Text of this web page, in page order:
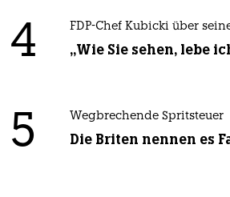
4 FDP-Chef Kubicki über
„Wie Sie sehen, lebe
5 Wegbrechende Spritsteuer
Die Briten nennen es